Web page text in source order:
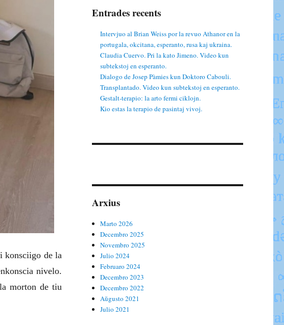
konsciigo de la
nivelo.
morton de tiu
Entrades recents
Intervjuo al Brian Weiss por la revuo Athanor en la
portugala, okcitana, esperanto, rusa kaj ukraina.
Claudia Cuervo. Pri la kato Jimeno. Video kun
subtekstoj en esperanto.
Dialogo de Josep Pàmies kun Doktoro Cabouli.
Transplantado. Video kun subtekstoj en esperanto.
Gestalt-terapio: la arto fermi ciklojn.
Kio estas la terapio de pasintaj vivoj.
Arxius
Marto 2026
Decembro 2025
Novembro 2025
Julio 2024
Februaro 2024
Decembro 2023
Decembro 2022
Aŭgusto 2021
Julio 2021